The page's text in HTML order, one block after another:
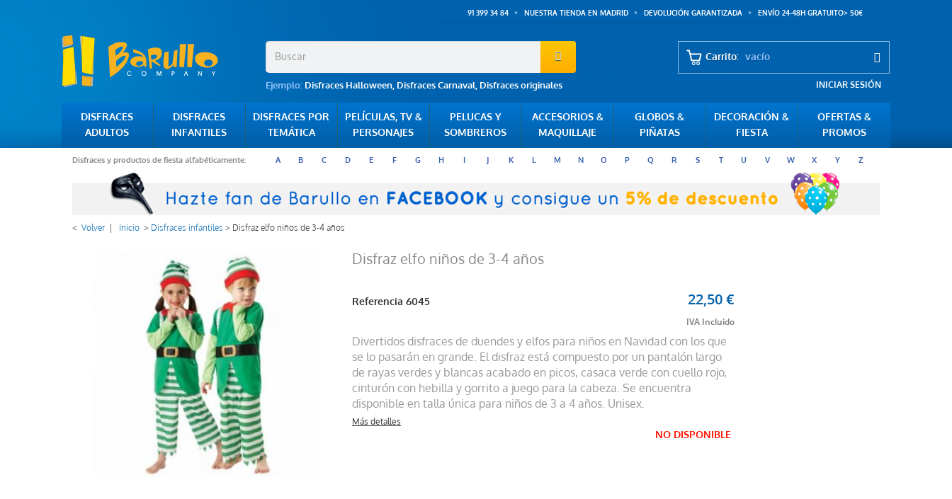
91 399 34 84 NUESTRA TIENDA EN MADRID DEVOLUCIÓN GARANTIZADA ENVÍO 24-48H GRATUITO> 50€
Ejemplo: Disfraces Halloween, Disfraces Carnaval, Disfraces originales
Carrito: vacío
INICIAR SESIÓN
DISFRACES
ADULTOS
DISFRACES
INFANTILES
DISFRACES POR
TEMÁTICA
PELÍCULAS, TV &
PERSONAJES
PELUCAS Y
SOMBREROS
ACCESORIOS &
MAQUILLAJE
GLOBOS &
PIÑATAS
DECORACIÓN &
FIESTA
OFERTAS &
PROMOS
Disfraces y productos de fiesta alfabéticamente: A B C D E F G H I J K L M N O P Q R S T U V W X Y Z
< Volver Inicio > Disfraces infantiles > Disfraz elfo niños de 3-4 años
Disfraz elfo niños de 3-4 años
Referencia 6045 22,50 €
Divertidos disfraces de duendes y elfos para niños en Navidad con los que
se lo pasarán en grande. El disfraz está compuesto por un pantalón largo
de rayas verdes y blancas acabado en picos, casaca verde con cuello rojo,
cinturón con hebilla y gorrito a juego para la cabeza. Se encuentra
disponible en talla única para niños de 3 a 4 años. Unisex.
Más detalles
NO DISPONIBLE